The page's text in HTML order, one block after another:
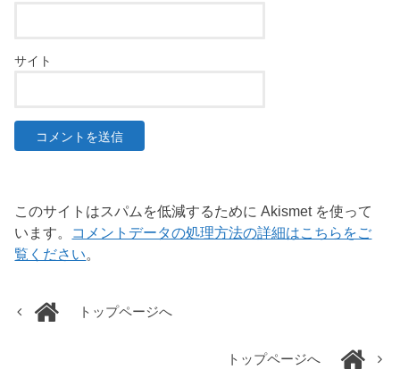
サイト
このサイトはスパムを低減するために Akismet を使って
います。 コメントデータの処理方法の詳細はこちらをご
覧ください。
トップページへ
トップページへ